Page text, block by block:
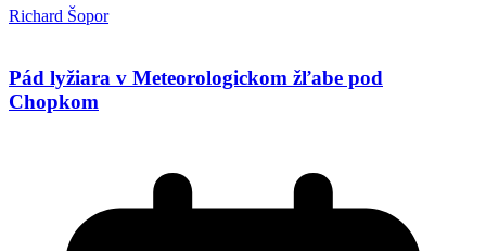
Richard Šopor
Pád lyžiara v Meteorologickom žľabe pod
Chopkom